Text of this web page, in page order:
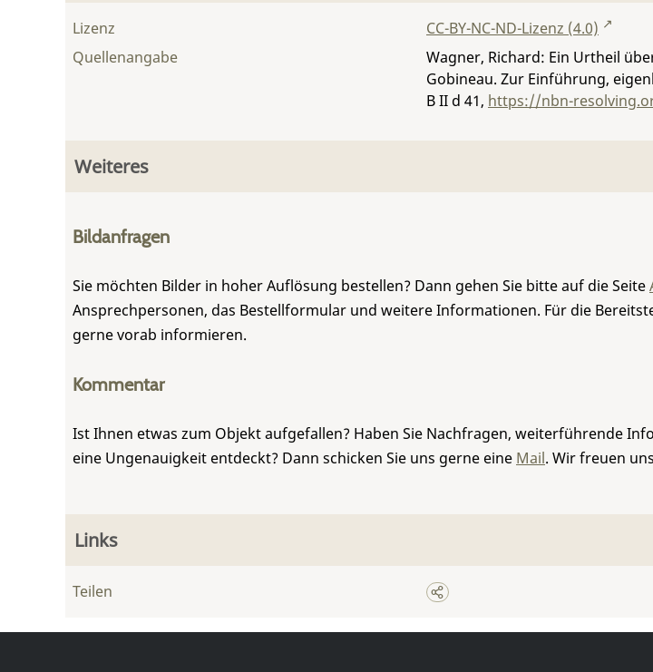
Lizenz
CC-BY-NC-ND-Lizenz (4.0)
Quellenangabe
Wagner, Richard: Ein Urtheil
Gobineau. Zur Einführung,
B II d 41, https://nbn-
Weiteres
Bildanfragen
Sie möchten Bilder in hoher Auflösung bestellen? Dann gehen Sie bitte auf die Seite
Ansprechpersonen, das Bestellformular und weitere Informationen. Für die
gerne vorab informieren.
Kommentar
Ist Ihnen etwas zum Objekt aufgefallen? Haben Sie Nachfragen, weiterführende
eine Ungenauigkeit entdeckt? Dann schicken Sie uns gerne eine Mail. Wir freuen
Links
Teilen